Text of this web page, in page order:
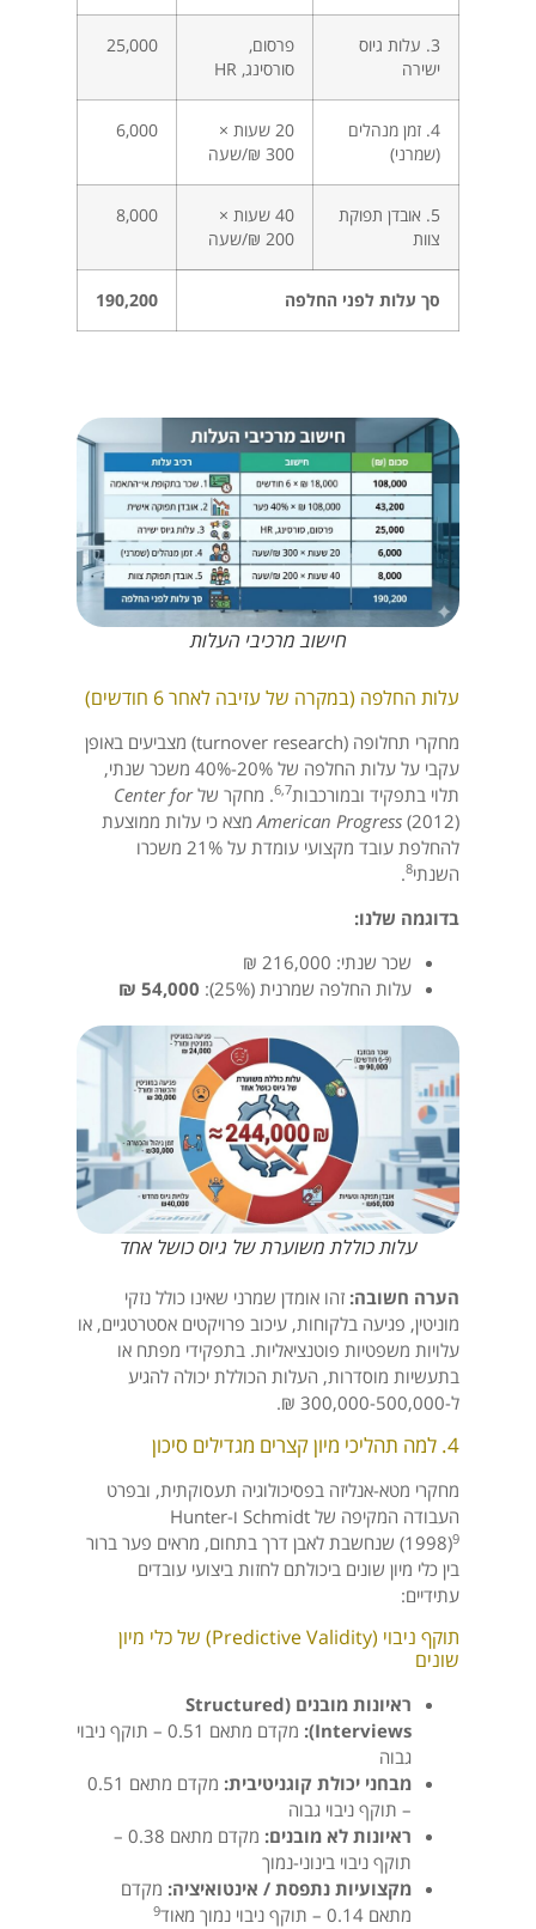
3. עלות גיוס
ישירה
פרסום,
סורסינג, HR
25,000
4. זמן מנהלים
(שמרני)
20 שעות ×
300 ₪/שעה
6,000
5. אובדן תפוקת
צוות
40 שעות ×
200 ₪/שעה
8,000
סך עלות לפני החלפה 190,200
חישוב מרכיבי העלות
עלות החלפה (במקרה של עזיבה לאחר 6 חודשים)
מחקרי תחלופה (turnover research) מצביעים באופן
עקבי על עלות החלפה של 20%-40% משכר שנתי,
תלוי בתפקיד ובמורכבות6,7. מחקר שלCenter for
American Progress (2012) מצא כי עלות ממוצעת
להחלפת עובד מקצועי עומדת על 21% משכרו
השנתי8
.
בדוגמה שלנו:
שכר שנתי: 216,000 ₪
עלות החלפה שמרנית (25%):
54,000 ₪
עלות כוללת משוערת של גיוס כושל אחד
הערה חשובה: זהו אומדן שמרני שאינו כולל נזקי
מוניטין, פגיעה בלקוחות, עיכוב פרויקטים אסטרטגיים, או
עלויות משפטיות פוטנציאליות. בתפקידי מפתח או
בתעשיות מוסדרות, העלות הכוללת יכולה להגיע
ל-300,000-500,000 ₪.
4. למה תהליכי מיון קצרים מגדילים סיכון
מחקרי מטא-אנליזה בפסיכולוגיה תעסוקתית, ובפרט
העבודה המקיפה של Schmidt ו-Hunter
(1998)9
שנחשבת לאבן דרך בתחום, מראים פער ברור
בין כלי מיון שונים ביכולתם לחזות ביצועי עובדים
עתידיים:
תוקף ניבוי (Predictive Validity) של כלי מיון
שונים
ראיונות מובנים (Structured
Interviews):
מקדם מתאם 0.51 – תוקף ניבוי
גבוה
מבחני יכולת קוגניטיבית:
מקדם מתאם 0.51
– תוקף ניבוי גבוה
ראיונות לא מובנים:
מקדם מתאם 0.38 –
תוקף ניבוי בינוני-נמוך
מקצועיות נתפסת / אינטואיציה: מקדם
מתאם 0.14 – תוקף ניבוי נמוך מאוד
9